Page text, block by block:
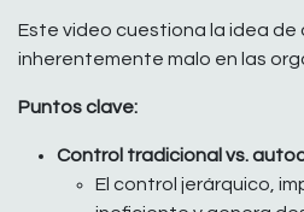
Este video cuestiona la idea de
inherentemente malo en las
Puntos clave:
Control tradicional vs.
El control jerárquico,